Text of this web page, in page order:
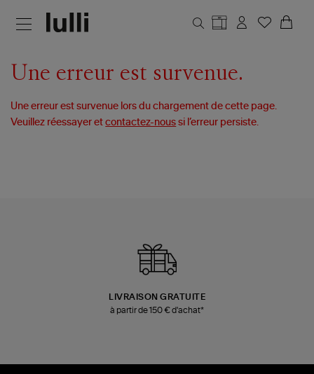
Une erreur est survenue.
Une erreur est survenue lors du chargement de cette page.
Veuillez réessayer etcontactez-nous si l’erreur persiste.
LIVRAISON GRATUITE
à partir de 150 € d'achat*